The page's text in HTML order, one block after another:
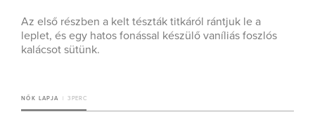
Az első részben a kelt tészták titkáról rántjuk le a
leplet, és egy hatos fonással készülő vaníliás foszlós
kalácsot sütünk.
NŐK LAPJA 3 PERC